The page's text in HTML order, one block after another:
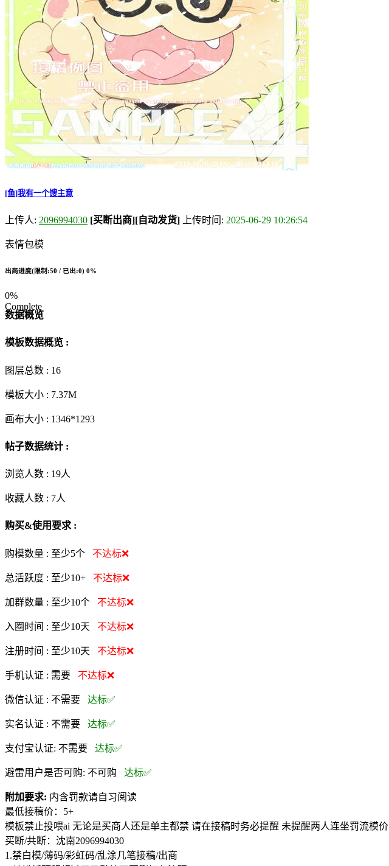
[鱼]我有一个馊主意
上传人: 2096994030 [买断出商][自动发货] 上传时间: 2025-06-29 10:26:54
表情包模
出商进度(限制:50 / 已出:0) 0%
0%
Complete
数据概览
模板数据概览 :
图层总数 : 16
模板大小 : 7.37M
画布大小 : 1346*1293
帖子数据统计 :
浏览人数 : 19人
收藏人数 : 7人
购买&使用要求 :
购模数量 : 至少5个 不达标❌
总活跃度 : 至少10+ 不达标❌
加群数量 : 至少10个 不达标❌
入圈时间 : 至少10天 不达标❌
注册时间 : 至少10天 不达标❌
手机认证 : 需要 不达标❌
微信认证 : 不需要 达标✅
实名认证 : 不需要 达标✅
支付宝认证: 不需要 达标✅
避雷用户是否可购: 不可购 达标✅
附加要求: 内含罚款请自习阅读
最低接稿价：5+
模板禁止投喂ai 无论是买商人还是单主都禁 请在接稿时务必提醒 未提醒两人连坐罚流模价
买断/共断：沈南2096994030
1.禁白模/薄码/彩虹码/乱涂几笔接稿/出商